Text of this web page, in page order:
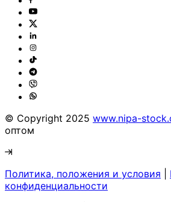
© Copyright 2025 www.nipa-
оптом
Политика, положения и условия
конфиденциальности